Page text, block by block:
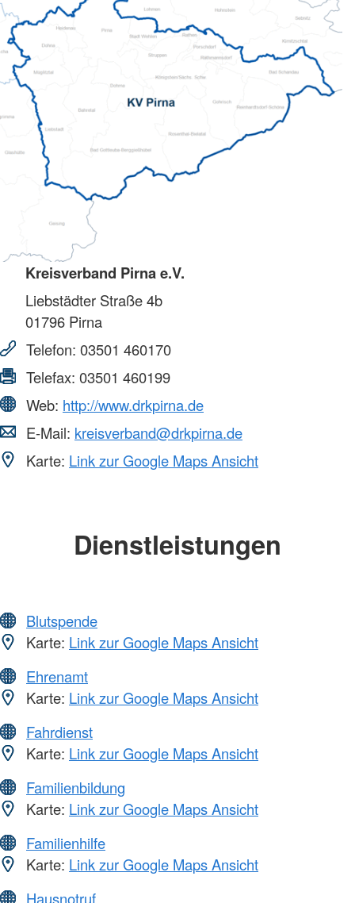
Kreisverband Pirna e.V.
Liebstädter Straße 4b
01796 Pirna
Telefon: 03501 460170
Telefax: 03501 460199
Web: http://www.drkpirna.de
E-Mail: kreisverband@drkpirna.de
Karte: Link zur Google Maps Ansicht
Dienstleistungen
Blutspende
Karte: Link zur Google Maps Ansicht
Ehrenamt
Karte: Link zur Google Maps Ansicht
Fahrdienst
Karte: Link zur Google Maps Ansicht
Familienbildung
Karte: Link zur Google Maps Ansicht
Familienhilfe
Karte: Link zur Google Maps Ansicht
Hausnotruf